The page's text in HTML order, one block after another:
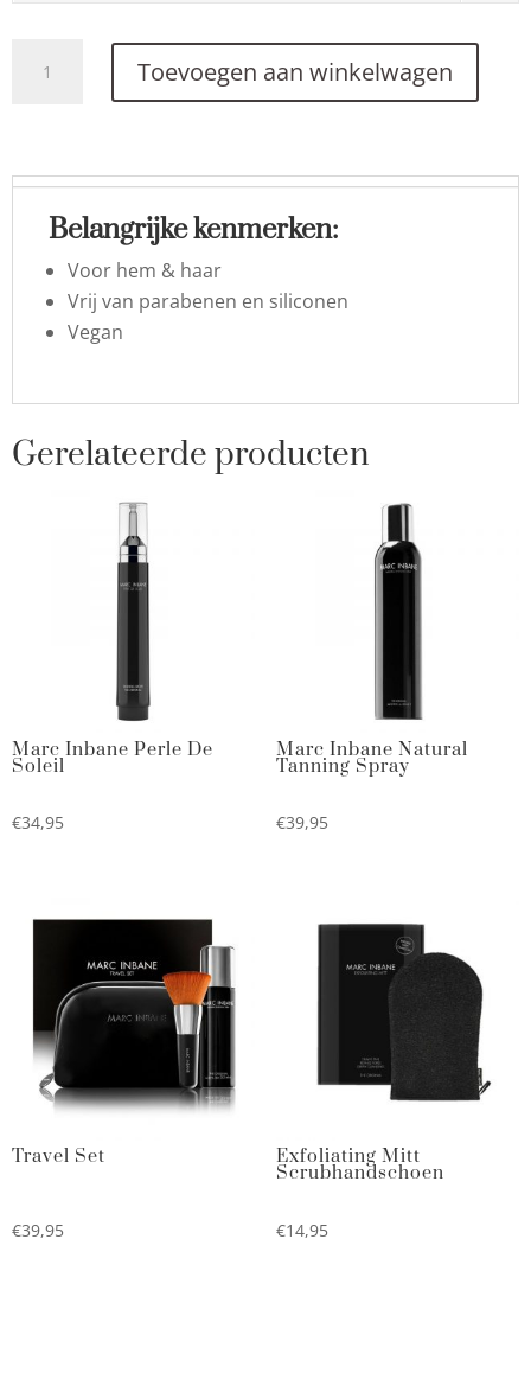
Foam
Toevoegen aan winkelwagen
Belangrijke kenmerken:
Voor hem & haar
Vrij van parabenen en siliconen
Vegan
Gerelateerde producten
Marc Inbane Perle De
Soleil
€34,95
Marc Inbane Natural
Tanning Spray
€39,95
Travel Set
€39,95
Exfoliating Mitt
Scrubhandschoen
€14,95